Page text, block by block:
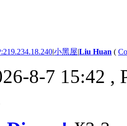
|小黑屋|Liu Huan (
8-7 15:42 ,